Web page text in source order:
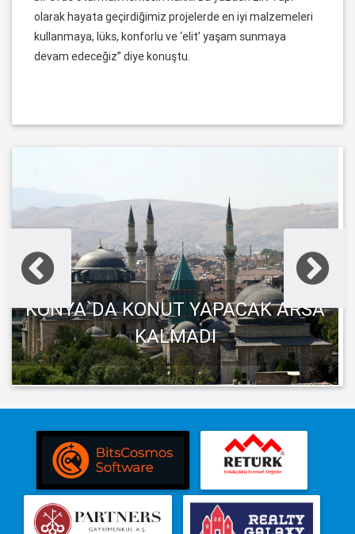
olarak hayata geçirdiğimiz projelerde en iyi malzemeleri
kullanmaya, lüks, konforlu ve ‘elit’ yaşam sunmaya
devam edeceğiz” diye konuştu.
KONYA`DA KONUT YAPACAK ARSA
KALMADI